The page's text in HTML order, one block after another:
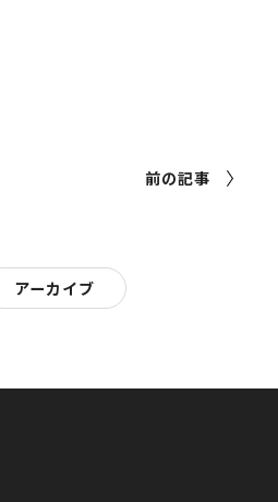
前の記事
アーカイブ